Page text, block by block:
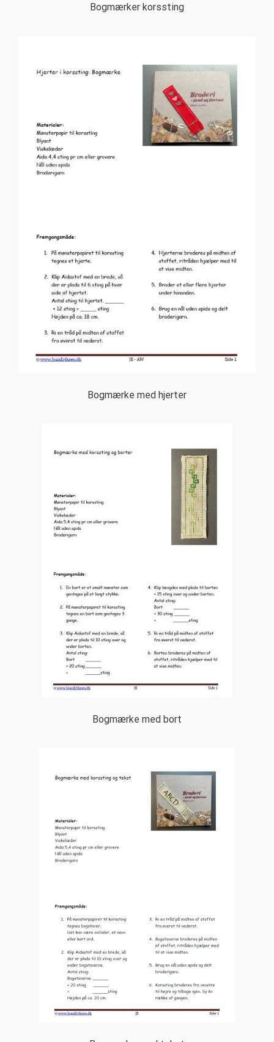
Bogmærker korssting
Bogmærke med hjerter
Bogmærke med bort